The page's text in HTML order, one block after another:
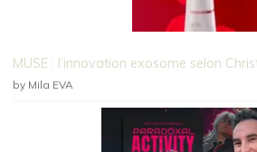
MUSE : l’innovation exosome selon
by Mila EVA